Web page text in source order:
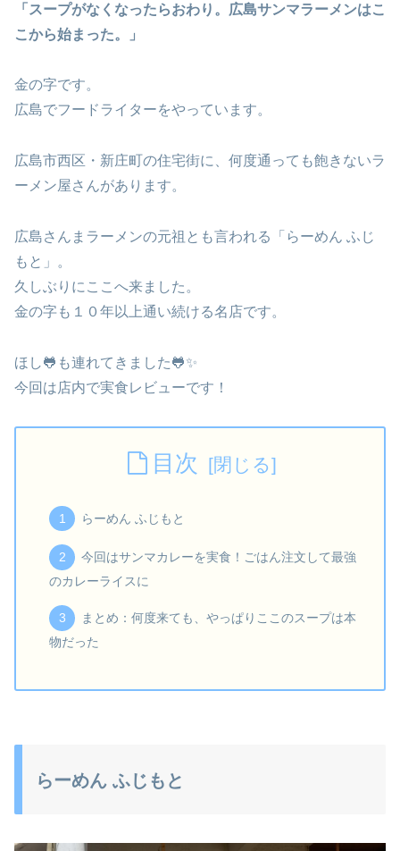
「スープがなくなったらおわり。広島サンマラーメンはこ
こから始まった。」
金の字です。
広島でフードライターをやっています。
広島市西区・新庄町の住宅街に、何度通っても飽きないラ
ーメン屋さんがあります。
広島さんまラーメンの元祖とも言われる「らーめん ふじ
もと」。
久しぶりにここへ来ました。
金の字も１０年以上通い続ける名店です。
ほし🐸も連れてきました🐸✨
今回は店内で実食レビューです！
目次
らーめん ふじもと
今回はサンマカレーを実食！ごはん注文して最強
のカレーライスに
まとめ：何度来ても、やっぱりここのスープは本
物だった
らーめん ふじもと